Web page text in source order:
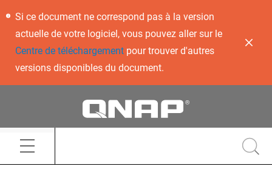
Si ce document ne correspond pas à la version
actuelle de votre logiciel, vous pouvez aller sur le
Centre de téléchargementpour trouver d'autres
versions disponibles du document.